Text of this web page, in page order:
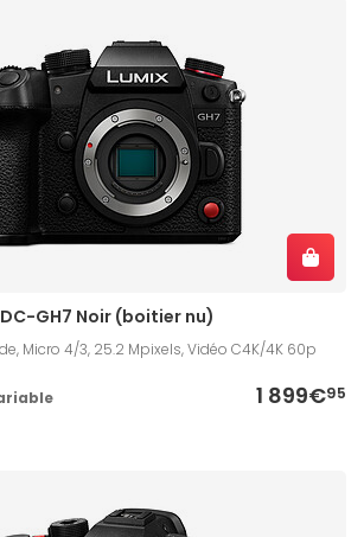
GH7 Noir (boitier nu)
Micro 4/3, 25.2 Mpixels, Vidéo C4K/4K 60p
1 899€95